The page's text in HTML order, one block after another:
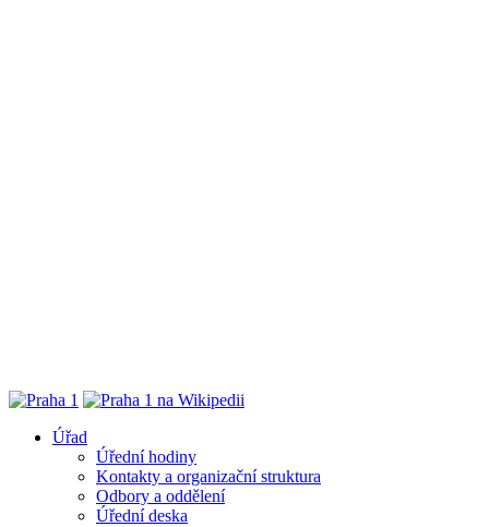
Úřad
Úřední hodiny
Kontakty a organizační struktura
Odbory a oddělení
Úřední deska